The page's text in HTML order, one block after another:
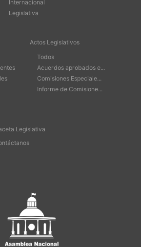
Internacional
Legislativa
Actos Legislativos
Todos
Acuerdos aprobados e...
Comisiones Especiale...
Informe de Comisione...
Legislativa